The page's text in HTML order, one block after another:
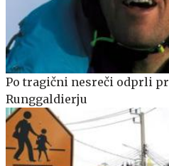
Po tragični nesreči odprli
Runggaldierju